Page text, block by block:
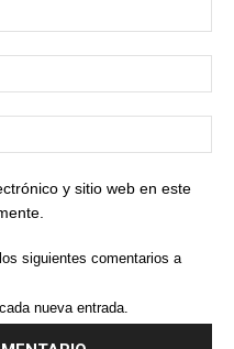
y sitio web en este
siguientes comentarios a
nueva entrada.